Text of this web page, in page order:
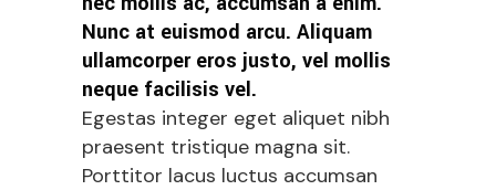
Nunc at euismod arcu. Aliquam
ullamcorper eros justo, vel mollis
neque facilisis vel.
Egestas integer eget aliquet nibh
praesent tristique magna sit.
Porttitor lacus luctus accumsan